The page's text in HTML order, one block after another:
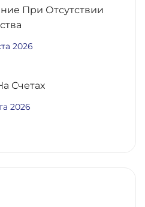
При Отсутствии
2026
Счетах
2026